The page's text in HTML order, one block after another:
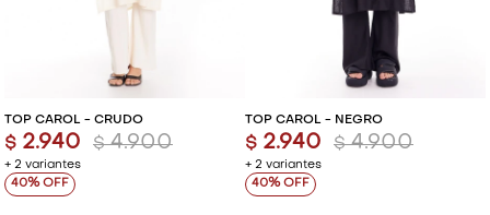
TOP CAROL - CRUDO
+ 2 variantes
$ 2.940 $ 4.900
40
TOP CAROL - NEGRO
+ 2 variantes
$ 2.940 $ 4.900
40